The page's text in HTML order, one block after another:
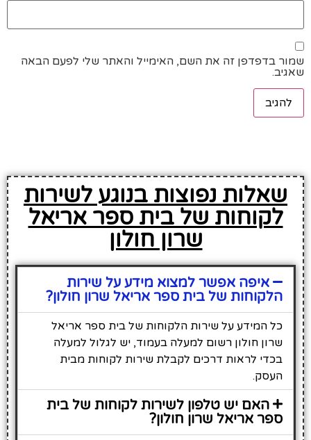
שמור בדפדפן זה את השם, האימייל והאתר שלי לפעם הבאה
שאגיב.
שאלות נפוצות בנוגע לשירות
לקוחות של בית ספר אריאל
שרון חולון
איפה אפשר למצוא מידע על שירות
הלקוחות של בית ספר אריאל שרון חולון?
כל המידע על שירות הלקוחות של בית ספר אריאל
שרון חולון רשום למעלה בעמוד, יש לגלול למעלה
בכדי לראות דרכים לקבלת שירות לקוחות מבית
העסק.
האם יש טלפון לשירות לקוחות של בית
ספר אריאל שרון חולון?